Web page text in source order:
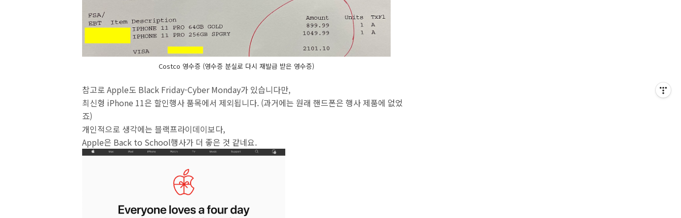
Costco 영수증 (영수증 분실로 다시 재발급 받은 영수증)
참고로 Apple도 Black Friday-Cyber Monday가 있습니다만,
최신형 iPhone 11은 할인행사 품목에서 제외됩니다. (과거에는 원래 핸드폰은 행사 제품에 없었
죠)
개인적으로 생각에는 블랙프라이데이보다,
Apple은 Back to School행사가 더 좋은 것 같네요.